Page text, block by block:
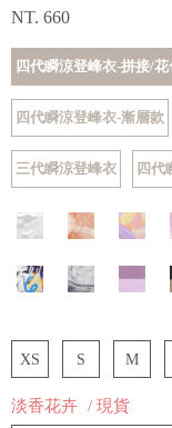
NT. 660
四代瞬涼登峰衣-拼接/花
四代瞬涼登峰衣-漸層款
三代瞬涼登峰衣 四代
XS S M
淡香花卉 / 現貨